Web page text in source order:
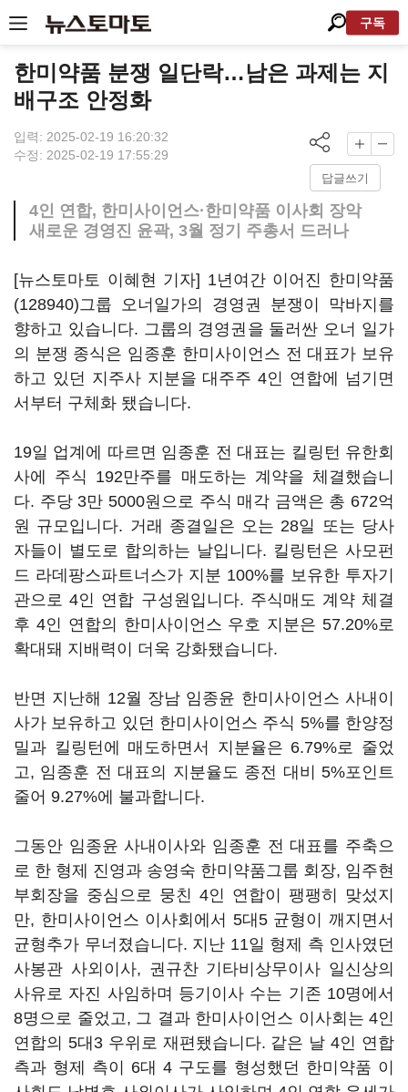
구독
한미약품 분쟁 일단락…남은 과제는 지
배구조 안정화
입력: 2025-02-19 16:20:32
수정: 2025-02-19 17:55:29
답글쓰기
4인 연합, 한미사이언스·한미약품 이사회 장악
새로운 경영진 윤곽, 3월 정기 주총서 드러나
[뉴스토마토 이혜현 기자] 1년여간 이어진 한미약품
(128940)그룹 오너일가의 경영권 분쟁이 막바지를
향하고 있습니다. 그룹의 경영권을 둘러싼 오너 일가
의 분쟁 종식은 임종훈 한미사이언스 전 대표가 보유
하고 있던 지주사 지분을 대주주 4인 연합에 넘기면
서부터 구체화 됐습니다.
19일 업계에 따르면 임종훈 전 대표는 킬링턴 유한회
사에 주식 192만주를 매도하는 계약을 체결했습니
다. 주당 3만 5000원으로 주식 매각 금액은 총 672억
원 규모입니다. 거래 종결일은 오는 28일 또는 당사
자들이 별도로 합의하는 날입니다. 킬링턴은 사모펀
드 라데팡스파트너스가 지분 100%를 보유한 투자기
관으로 4인 연합 구성원입니다. 주식매도 계약 체결
후 4인 연합의 한미사이언스 우호 지분은 57.20%로
확대돼 지배력이 더욱 강화됐습니다.
반면 지난해 12월 장남 임종윤 한미사이언스 사내이
사가 보유하고 있던 한미사이언스 주식 5%를 한양정
밀과 킬링턴에 매도하면서 지분율은 6.79%로 줄었
고, 임종훈 전 대표의 지분율도 종전 대비 5%포인트
줄어 9.27%에 불과합니다.
그동안 임종윤 사내이사와 임종훈 전 대표를 주축으
로 한 형제 진영과 송영숙 한미약품그룹 회장, 임주현
부회장을 중심으로 뭉친 4인 연합이 팽팽히 맞섰지
만, 한미사이언스 이사회에서 5대5 균형이 깨지면서
균형추가 무너졌습니다. 지난 11일 형제 측 인사였던
사봉관 사외이사, 권규찬 기타비상무이사 일신상의
사유로 자진 사임하며 등기이사 수는 기존 10명에서
8명으로 줄었고, 그 결과 한미사이언스 이사회는 4인
연합의 5대3 우위로 재편됐습니다. 같은 날 4인 연합
측과 형제 측이 6대 4 구도를 형성했던 한미약품 이